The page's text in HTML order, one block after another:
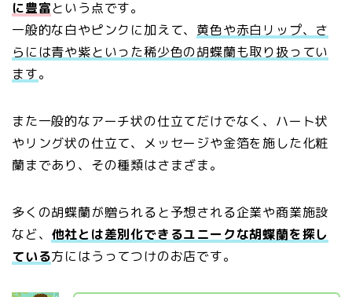
に豊富という点です。
一般的な白やピンクに加えて、 黄色や赤白リップ、さ
らには青や紫といった稀少色の胡蝶蘭も取り扱ってい
ます。
また一般的なアーチ状の仕立てだけでなく、ハート状
やリング状の仕立て、メッセージや金箔を施した化粧
蘭まであり、その種類はさまざま。
多くの胡蝶蘭が贈られると予想される企業や商業施設
など、 他社とは差別化できるユニークな胡蝶蘭を探し
ている方にはうってつけのお店です。